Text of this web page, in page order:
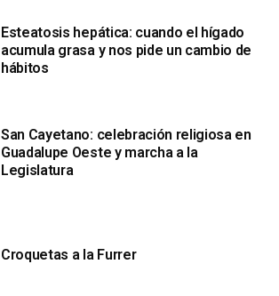
Esteatosis hepática: cuando el hígado
acumula grasa y nos pide un cambio de
hábitos
San Cayetano: celebración religiosa en
Guadalupe Oeste y marcha a la
Legislatura
Croquetas a la Furrer